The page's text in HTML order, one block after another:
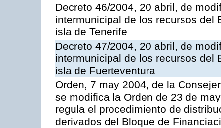
Decreto 46/2004, 20 abril, de
intermunicipal de los recursos del
isla de Tenerife
Decreto 47/2004, 20 abril, de
intermunicipal de los recursos del
isla de Fuerteventura
Orden, 7 may 2004, de la
se modifica la Orden de 23 de
regula el procedimiento de
derivados del Bloque de